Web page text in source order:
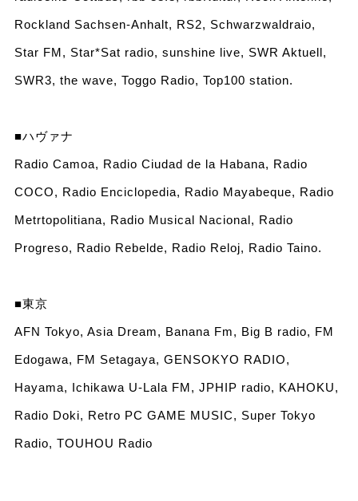
Rockland Sachsen-Anhalt, RS2, Schwarzwaldraio,
Star FM, Star*Sat radio, sunshine live, SWR Aktuell,
SWR3, the wave, Toggo Radio, Top100 station.
■ハヴァナ
Radio Camoa, Radio Ciudad de la Habana, Radio
COCO, Radio Enciclopedia, Radio Mayabeque, Radio
Metrtopolitiana, Radio Musical Nacional, Radio
Progreso, Radio Rebelde, Radio Reloj, Radio Taino.
■東京
AFN Tokyo, Asia Dream, Banana Fm, Big B radio, FM
Edogawa, FM Setagaya, GENSOKYO RADIO,
Hayama, Ichikawa U-Lala FM, JPHIP radio, KAHOKU,
Radio Doki, Retro PC GAME MUSIC, Super Tokyo
Radio, TOUHOU Radio